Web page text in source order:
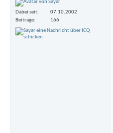
Dabei seit
07.10.2002
Beiträge
166